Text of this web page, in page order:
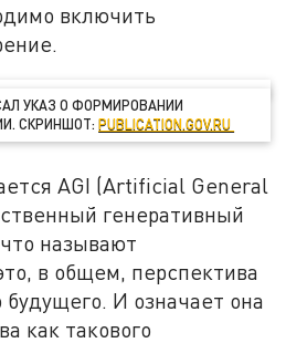
включить
УКАЗ О ФОРМИРОВАНИИ
СКРИНШОТ:PUBLICATION.GOV.RU
AGI (Artificial General
генеративный
называют
в общем, перспектива
И означает она
как такового